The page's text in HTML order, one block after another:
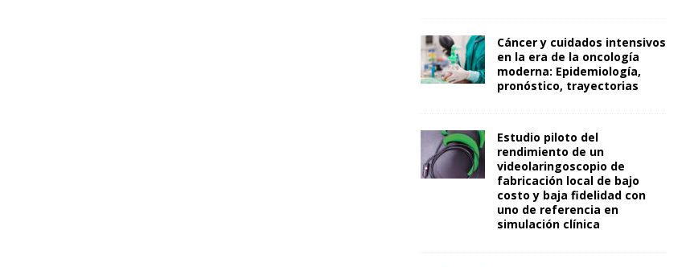
Cáncer y cuidados intensivos
en la era de la oncología
moderna: Epidemiología,
pronóstico, trayectorias
Estudio piloto del
rendimiento de un
videolaringoscopio de
fabricación local de bajo
costo y baja fidelidad con
uno de referencia en
simulación clínica